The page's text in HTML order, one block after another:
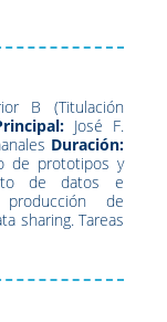
B (Titulación
José F.
Duración:
de prototipos y
de datos e
de
sharing. Tareas